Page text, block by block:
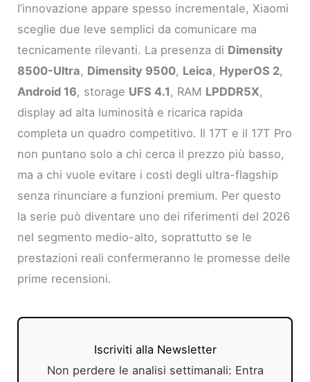
l’innovazione appare spesso incrementale, Xiaomi
sceglie due leve semplici da comunicare ma
tecnicamente rilevanti. La presenza di Dimensity
8500-Ultra, Dimensity 9500, Leica, HyperOS 2,
Android 16, storage UFS 4.1 , RAM LPDDR5X,
display ad alta luminosità e ricarica rapida
completa un quadro competitivo. Il 17T e il 17T Pro
non puntano solo a chi cerca il prezzo più basso,
ma a chi vuole evitare i costi degli ultra-flagship
senza rinunciare a funzioni premium. Per questo
la serie può diventare uno dei riferimenti del 2026
nel segmento medio-alto, soprattutto se le
prestazioni reali confermeranno le promesse delle
prime recensioni.
Iscriviti alla Newsletter
Non perdere le analisi settimanali: Entra